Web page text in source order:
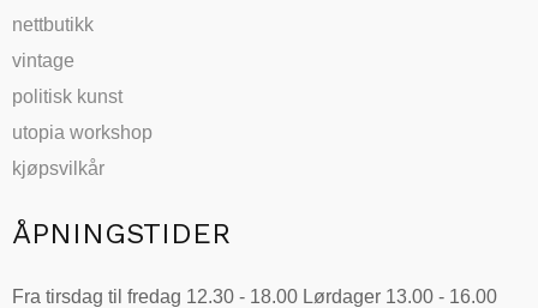
nettbutikk
vintage
politisk kunst
utopia workshop
kjøpsvilkår
ÅPNINGSTIDER
Fra tirsdag til fredag 12.30 - 18.00 Lørdager 13.00 - 16.00